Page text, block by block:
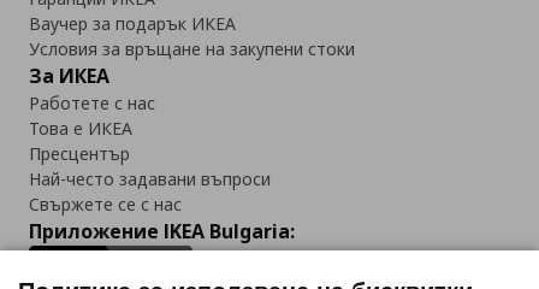
Ваучер за подарък ИКЕА
Условия за връщане на закупени стоки
За ИКЕА
Работете с нас
Това е ИКЕА
Пресцентър
Най-често задавани въпроси
Свържете се с нас
Приложение IKEA Bulgaria: